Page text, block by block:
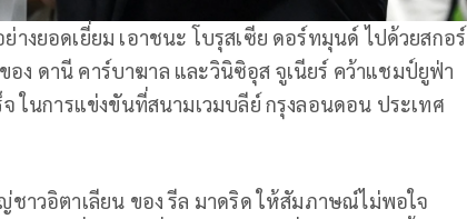
างยอดเยี่ยม เอาชนะ โบรุสเซีย ดอร์ทมุนด์ ไปด้วยสกอร์
อง ดานี คาร์บาฆาล และวินิซิอุส จูเนียร์ คว้าแชมป์ยูฟ่า
ในการแข่งขันที่สนามเวมบลีย์ กรุงลอนดอน ประเทศ
าวอิตาเลียน ของ รีล มาดริด ให้สัมภาษณ์ไม่พอใจ